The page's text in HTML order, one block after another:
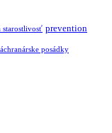
starostlivosť prevention
posádky